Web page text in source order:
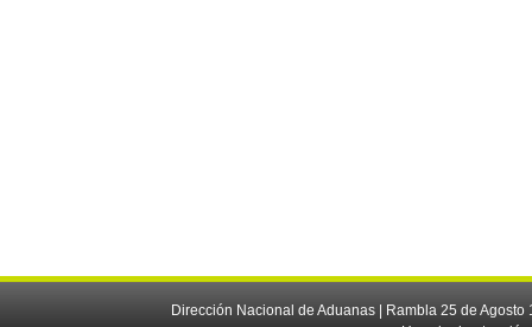
Dirección Nacional de Aduanas | Rambla 25 de